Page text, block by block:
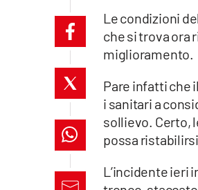
cosenzachannel.it
catanzarochannel.it
lacapitalenews.it
Le condizioni
che si trova ora
miglioramento.
Pare infatti che
i sanitari a
sollievo. Certo,
possa
L’incidente ieri